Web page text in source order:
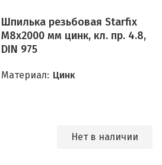
Шпилька резьбовая Starfix
M8x2000 мм цинк, кл. пр. 4.8,
DIN 975
Материал: Цинк
Нет в наличии